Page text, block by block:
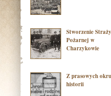
Stworzenie Straży
Pożarnej w
Charzykowie
Z prasowych okruszków
historii